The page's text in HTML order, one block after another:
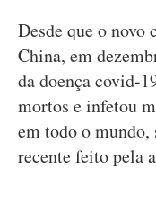
Desde que o novo
China, em
da doença covid-
mortos e infetou
em todo o mundo,
recente feito pela